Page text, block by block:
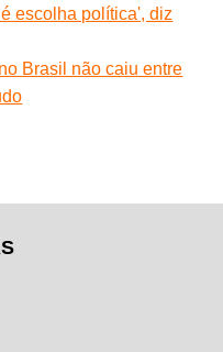
escolha política', diz
Brasil não caiu entre